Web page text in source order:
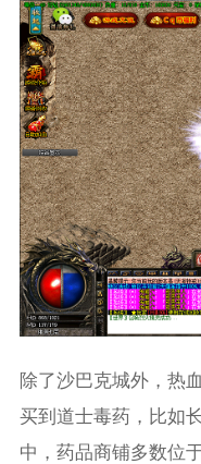
除了沙巴克城外，热
买到道士毒药，比如
中，药品商铺多数位